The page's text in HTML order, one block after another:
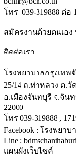
โทร. 039-319888 ต่อ
สมัครงานด้วยตนเอง
ติดต่อเรา
โรงพยาบาลกรุงเทพ
25/14 ถ.ท่าหลวง ต.วั
อ.เมืองจันทบุรี จ.จัน
22000
โทร.039-319888 ,
Facebook : โรงพยา
Line : bdmschanthaburi
แผนผังเว็บไซค์